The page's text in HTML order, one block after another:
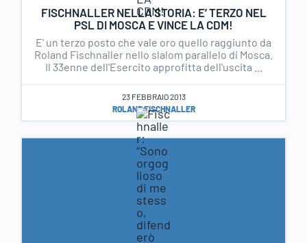
FISCHNALLER NELLA STORIA: E’ TERZO NEL
PSL DI MOSCA E VINCE LA CDM!
E' un terzo posto che vale oro quello raggiunto da
Roland Fischnaller nello slalom parallelo di Mosca.
Il 33enne dell'Esercito approfitta dell'uscita ...
23 FEBBRAIO 2013
ROLAND FISCHNALLER